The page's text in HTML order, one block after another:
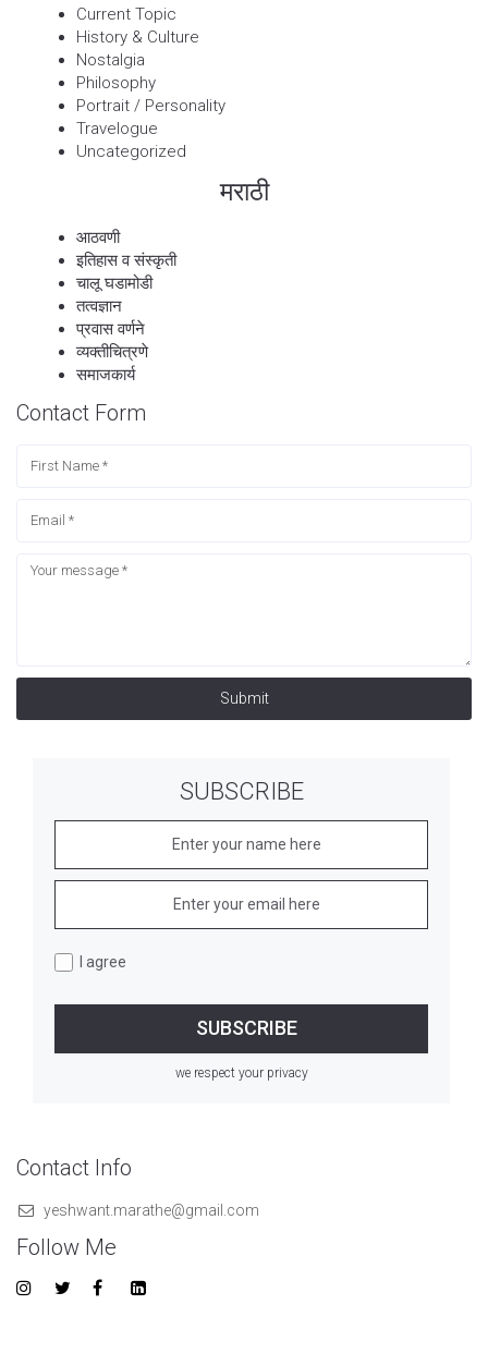
Current Topic
History & Culture
Nostalgia
Philosophy
Portrait / Personality
Travelogue
Uncategorized
मराठी
आठवणी
इतिहास व संस्कृती
चालू घडामोडी
तत्वज्ञान
प्रवास वर्णने
व्यक्तीचित्रणे
समाजकार्य
Contact Form
Submit
SUBSCRIBE
I agree
we respect your privacy
Contact Info
yeshwant.marathe@gmail.com
Follow Me